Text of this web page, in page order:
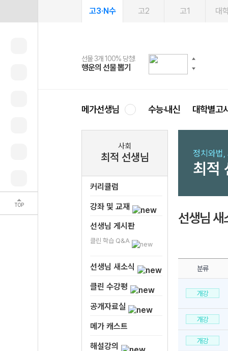
TOP
고3·N수 고2 고1 대
선물 3개 100% 당첨!
행운의 선물 뽑기
선물 100% 증정!
메가스터디 X 올리브
여름방학 스터디 캐시백
메가런 썸머스쿨
2027 러셀 단과
강사 공개선발
스마트러닝앱
설문 EVENT
메가패스
3일 무료 체험권
메가패스 수강생 무료혜택!
메가클럽 멤버십
사회공헌 캠페인
희망이룸 메가나눔
메가선생님 수능·내신 대학별고
사회
최적 선생님
커리큘럼
강좌 및 교재
선생님 게시판
클린 학습 Q&A
선생님 새소식
클린 수강평
공개자료실
메가 캐스트
해설강의
정치와법,
최적
선생님 새
분류
개강
개강
개강